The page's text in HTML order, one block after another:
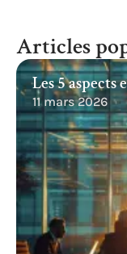
Articles
Les 5 aspects
11 mars 2026